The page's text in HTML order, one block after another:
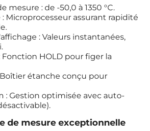
mesure : de -50,0 à 1350 °C.
Microprocesseur assurant rapidité
: Valeurs instantanées,
HOLD pour figer la
étanche conçu pour
: Gestion optimisée avec auto-
de mesure exceptionnelle